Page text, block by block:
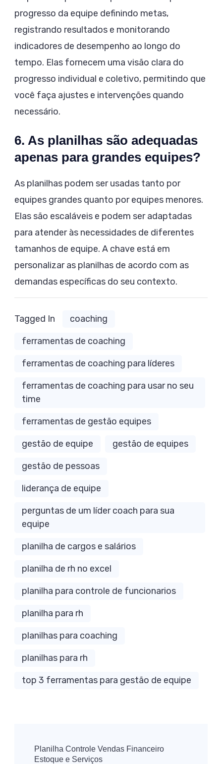
progresso da equipe definindo metas,
registrando resultados e monitorando
indicadores de desempenho ao longo do
tempo. Elas fornecem uma visão clara do
progresso individual e coletivo, permitindo que
você faça ajustes e intervenções quando
necessário.
6. As planilhas são adequadas
apenas para grandes equipes?
As planilhas podem ser usadas tanto por
equipes grandes quanto por equipes menores.
Elas são escaláveis e podem ser adaptadas
para atender às necessidades de diferentes
tamanhos de equipe. A chave está em
personalizar as planilhas de acordo com as
demandas específicas do seu contexto.
Tagged In coaching
ferramentas de coaching
ferramentas de coaching para líderes
ferramentas de coaching para usar no seu
time
ferramentas de gestão equipes
gestão de equipe gestão de equipes
gestão de pessoas
liderança de equipe
perguntas de um líder coach para sua
equipe
planilha de cargos e salários
planilha de rh no excel
planilha para controle de funcionarios
planilha para rh
planilhas para coaching
planilhas para rh
top 3 ferramentas para gestão de equipe
Navigation
Planilha Controle Vendas Financeiro
Estoque e Serviços